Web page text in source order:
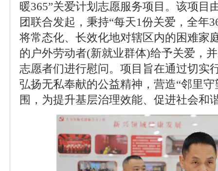
暖365”关爱计划志愿服务项目。该项目
团联合发起，秉持“每天1份关爱，全年
将常态化、长效化地对辖区内的困难家
的户外劳动者(新就业群体)给予关爱，
志愿者们进行慰问。项目旨在通过切实
弘扬无私奉献的公益精神，营造“邻里
围，为提升基层治理效能、促进社会和